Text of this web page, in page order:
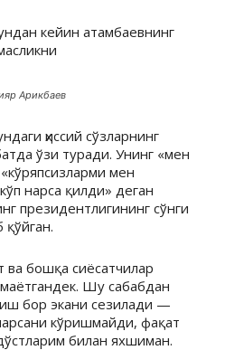
кейин атамбаевнинг
Арикбаев
ҳиссий сўзларнинг
ўзи туради. Унинг «мен
мен
нарса қилди» деган
президентлигининг сўнги
ва бошқа сиёсатчилар
Шу сабабдан
бор экани сезилади —
кўришмайди, фақат
билан яхшиман.